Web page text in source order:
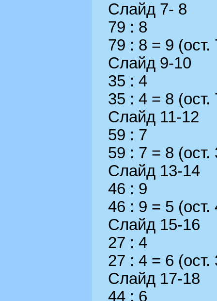
Слайд 7- 8
79 : 8
79 : 8 = 9 (ост.
Слайд 9-10
35 : 4
35 : 4 = 8 (ост.
Слайд 11-12
59 : 7
59 : 7 = 8 (ост.
Слайд 13-14
46 : 9
46 : 9 = 5 (ост.
Слайд 15-16
27 : 4
27 : 4 = 6 (ост.
Слайд 17-18
44 : 6